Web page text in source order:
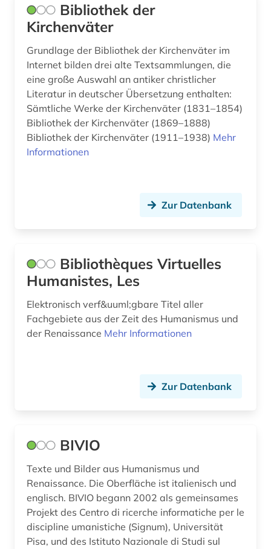
politik (2)
politische philosophie (1)
politische theorie (1)
politische wissenschaft (1)
provinzialrömische archäologie (1)
recht (2)
rechtwissenschaft (1)
reformation (1)
regierungsbezirk oberpfalz (1)
rezeption (1)
romantik (1)
russland (1)
sammlung (1)
Bibliothek der
Kirchenväter
Grundlage der Bibliothek der Kirchenväter im
Internet bilden drei alte Textsammlungen, die
eine große Auswahl an antiker christlicher
Literatur in deutscher Übersetzung enthalten:
Sämtliche Werke der Kirchenväter (1831–1854)
Bibliothek der Kirchenväter (1869–1888)
Bibliothek der Kirchenväter (1911–1938) Mehr
Informationen
Zur Datenbank
Bibliothèques Virtuelles
Humanistes, Les
Elektronisch verf&uuml;gbare Titel aller
Fachgebiete aus der Zeit des Humanismus und
der Renaissance Mehr Informationen
Zur Datenbank
BIVIO
Texte und Bilder aus Humanismus und
Renaissance. Die Oberfläche ist italienisch und
englisch. BIVIO begann 2002 als gemeinsames
Projekt des Centro di ricerche informatiche per le
discipline umanistiche (Signum), Universität
Pisa, und des Istituto Nazionale di Studi sul